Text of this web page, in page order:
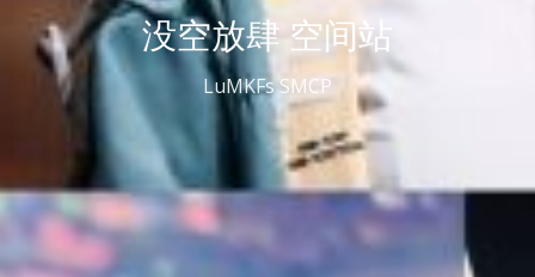
没空放肆 空间站
LuMKFs SMCP